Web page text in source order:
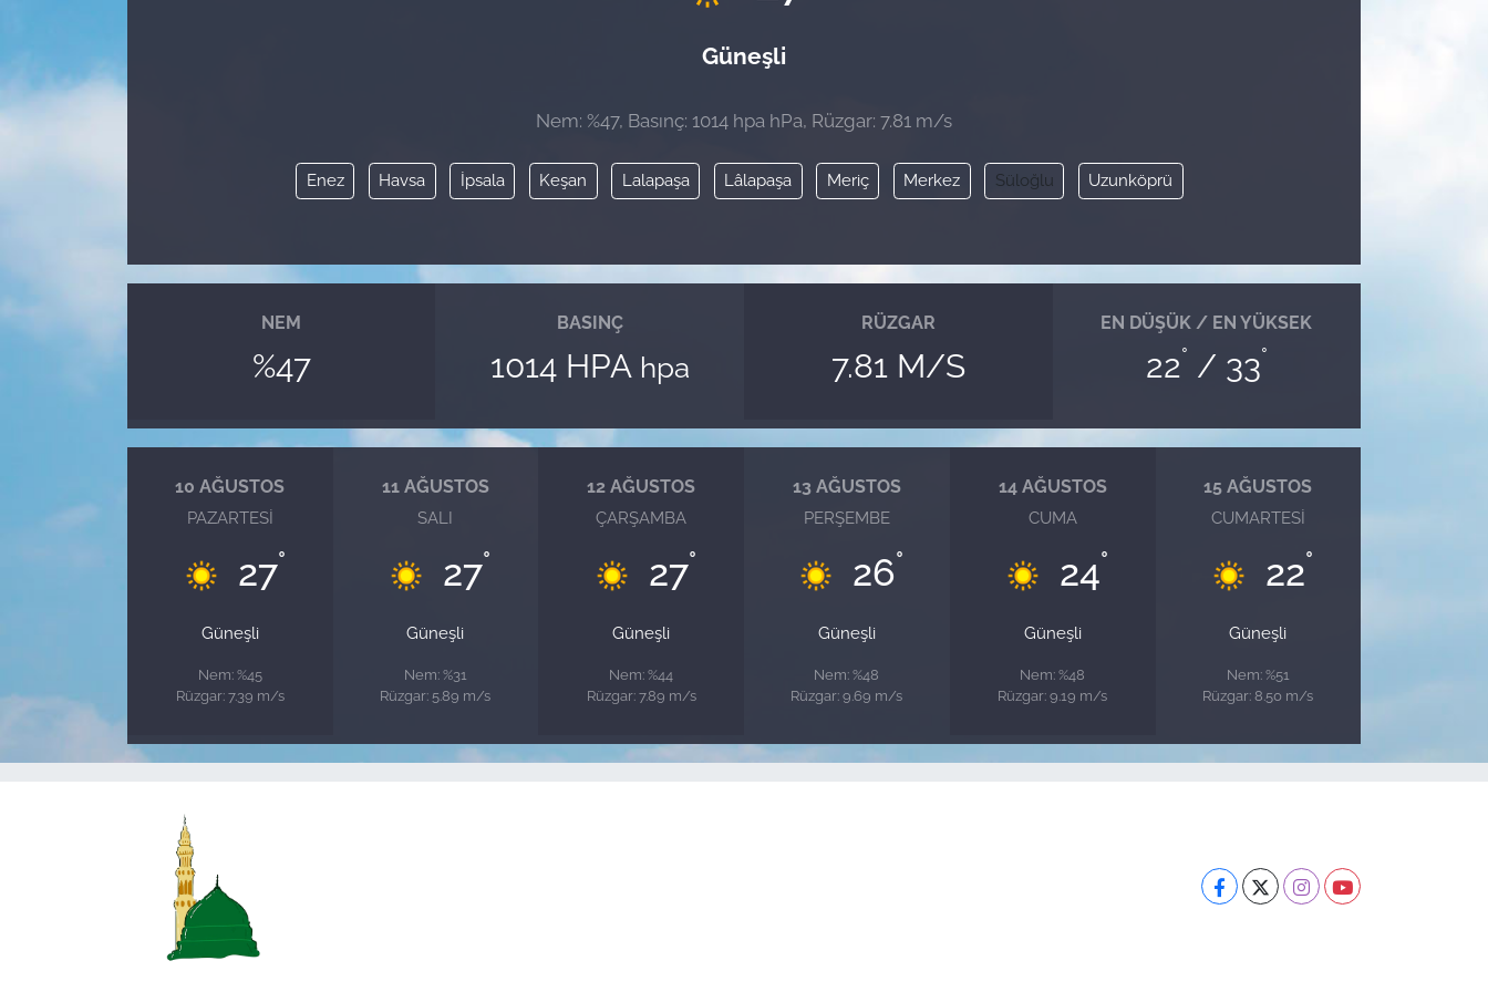
Güneşli
Nem: %47, Basınç: 1014 hpa hPa, Rüzgar: 7.81 m/s
Enez Havsa İpsala Keşan Lalapaşa Lâlapaşa Meriç Merkez Süloğlu Uzunköprü
NEM
%47
BASINÇ
1014 HPA hpa
RÜZGAR
7.81 M/S
EN DÜŞÜK / EN YÜKSEK
22° / 33°
10 AĞUSTOS
PAZARTESI
27°
Güneşli
Nem: %45
Rüzgar: 7.39 m/s
11 AĞUSTOS
SALI
27°
Güneşli
Nem: %31
Rüzgar: 5.89 m/s
12 AĞUSTOS
ÇARŞAMBA
27°
Güneşli
Nem: %44
Rüzgar: 7.89 m/s
13 AĞUSTOS
PERŞEMBE
26°
Güneşli
Nem: %48
Rüzgar: 9.69 m/s
14 AĞUSTOS
CUMA
24°
Güneşli
Nem: %48
Rüzgar: 9.19 m/s
15 AĞUSTOS
CUMARTESI
22°
Güneşli
Nem: %51
Rüzgar: 8.50 m/s